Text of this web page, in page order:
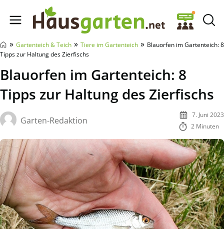
Hausgarten.net
» Gartenteich & Teich » Tiere im Gartenteich » Blauorfen im Gartenteich: 8
Tipps zur Haltung des Zierfischs
Blauorfen im Gartenteich: 8
Tipps zur Haltung des Zierfischs
Garten-Redaktion
7. Juni 2023
2 Minuten